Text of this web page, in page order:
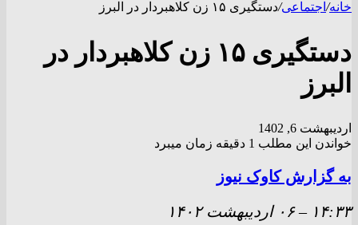
خانه/ اجتماعی/دستگیری ۱۵ زن کلاهبردار در البرز
دستگیری ۱۵ زن کلاهبردار در
البرز
اردیبهشت 6, 1402
خواندن این مطلب 1 دقیقه زمان میبرد
به گزارش کاوک نیوز
۱۴:۳۳ – ۰۶ ارديبهشت ۱۴۰۲